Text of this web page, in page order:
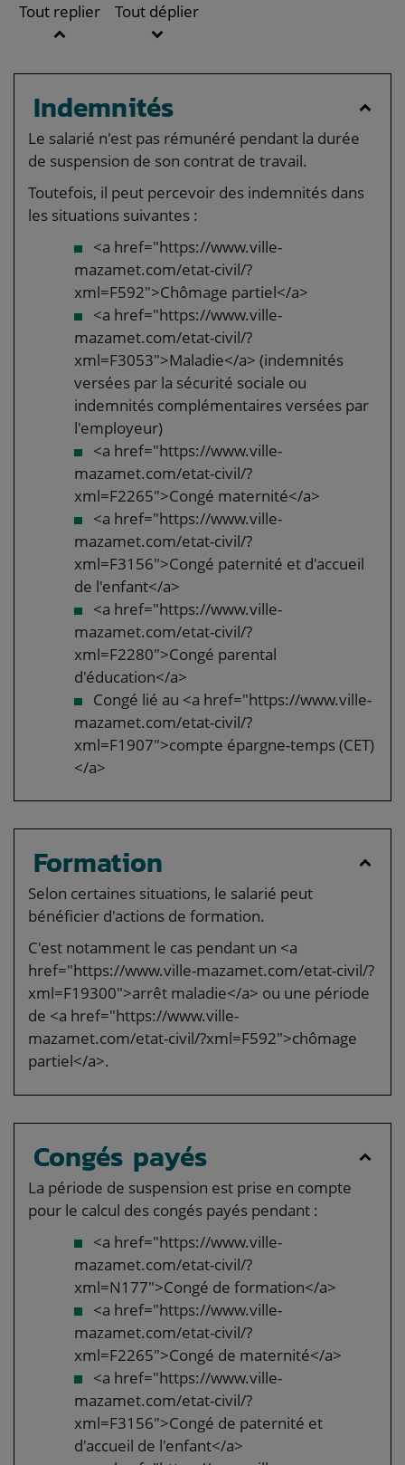
Tout replier
Tout déplier
Indemnités
Le salarié n'est pas rémunéré pendant la durée
de suspension de son contrat de travail.
Toutefois, il peut percevoir des indemnités dans
les situations suivantes :
<a href="https://www.ville-
mazamet.com/etat-civil/?
xml=F592">Chômage partiel</a>
<a href="https://www.ville-
mazamet.com/etat-civil/?
xml=F3053">Maladie</a> (indemnités
versées par la sécurité sociale ou
indemnités complémentaires versées par
l'employeur)
<a href="https://www.ville-
mazamet.com/etat-civil/?
xml=F2265">Congé maternité</a>
<a href="https://www.ville-
mazamet.com/etat-civil/?
xml=F3156">Congé paternité et d'accueil
de l'enfant</a>
<a href="https://www.ville-
mazamet.com/etat-civil/?
xml=F2280">Congé parental
d'éducation</a>
Congé lié au <a href="https://www.ville-
mazamet.com/etat-civil/?
xml=F1907">compte épargne-temps (CET)
</a>
Formation
Selon certaines situations, le salarié peut
bénéficier d'actions de formation.
C'est notamment le cas pendant un <a
href="https://www.ville-mazamet.com/etat-civil/?
xml=F19300">arrêt maladie</a> ou une période
de <a href="https://www.ville-
mazamet.com/etat-civil/?xml=F592">chômage
partiel</a>.
Congés payés
La période de suspension est prise en compte
pour le calcul des congés payés pendant :
<a href="https://www.ville-
mazamet.com/etat-civil/?
xml=N177">Congé de formation</a>
<a href="https://www.ville-
mazamet.com/etat-civil/?
xml=F2265">Congé de maternité</a>
<a href="https://www.ville-
mazamet.com/etat-civil/?
xml=F3156">Congé de paternité et
d'accueil de l'enfant</a>